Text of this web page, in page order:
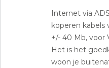
Internet via
koperen kabels
+/- 40 Mb, voor
Het is het
woon je